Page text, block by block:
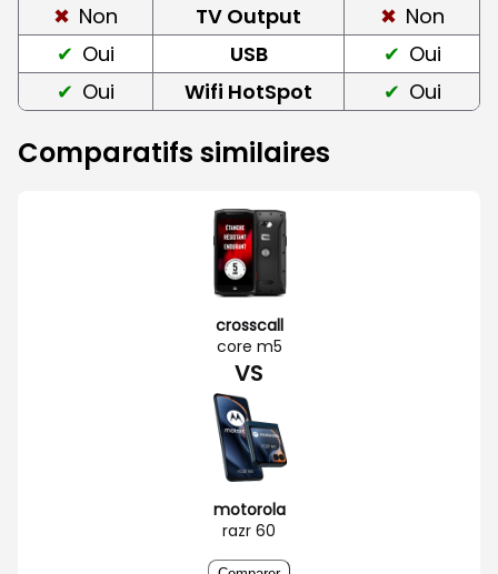
Non
TV Output
Non
Oui
USB
Oui
Oui
Wifi HotSpot Oui
Comparatifs similaires
crosscall
core m5
VS
motorola
razr 60